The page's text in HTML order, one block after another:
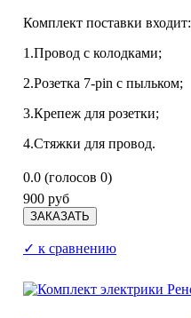
Комплект поставки входит:
1.Провод с колодками;
2.Розетка 7-pin с пыльком;
3.Крепеж для розетки;
4.Стяжки для провод.
0.0 (голосов 0)
900 руб
✓ к сравнению